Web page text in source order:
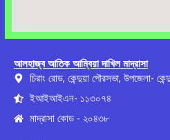
আলহাজ্ব আতিক আম্বিয়া দাখিল মাদ্রাসা
চিরাং রোড, কেন্দুয়া পৌরসভা, উপজেলা-
ইআইআইএন- ১১৩০৭৪
মাদ্রাসা কোড - ২০৪৩৮